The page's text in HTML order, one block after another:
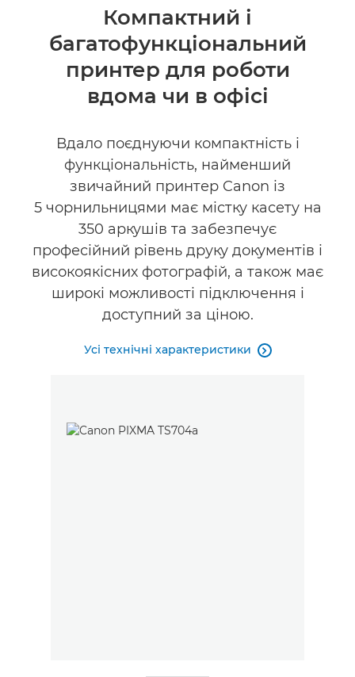
Технічні характеристики
Компактний і
багатофункціональний
принтер для роботи
вдома чи в офісі
Вдало поєднуючи компактність і
функціональність, найменший
звичайний принтер Canon із
5 чорнильницями має містку касету на
350 аркушів та забезпечує
професійний рівень друку документів і
високоякісних фотографій, а також має
широкі можливості підключення і
доступний за ціною.
Усі технічні характеристики 